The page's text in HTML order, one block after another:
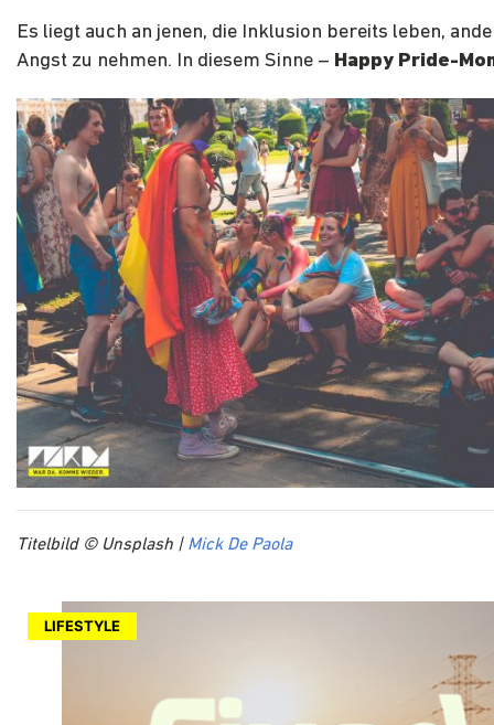
Es liegt auch an jenen, die Inklusion bereits leben,
Angst zu nehmen. In diesem Sinne – Happy Pride-
Titelbild © Unsplash | Mick De Paola
LIFESTYLE